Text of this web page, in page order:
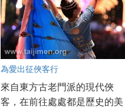
為愛出征俠客行
來自東方古老門派的現代俠
客，在前往處處都是歷史的美